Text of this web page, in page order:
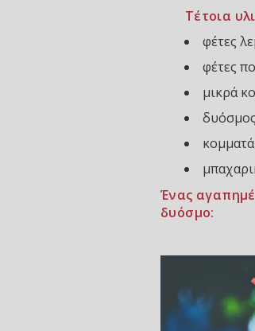
Τέτοια
φέτες
φέτες
μικρά
Ένας
δυόσμο: